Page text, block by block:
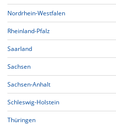
Nordrhein-Westfalen
Rheinland-Pfalz
Saarland
Sachsen
Sachsen-Anhalt
Schleswig-Holstein
Thüringen